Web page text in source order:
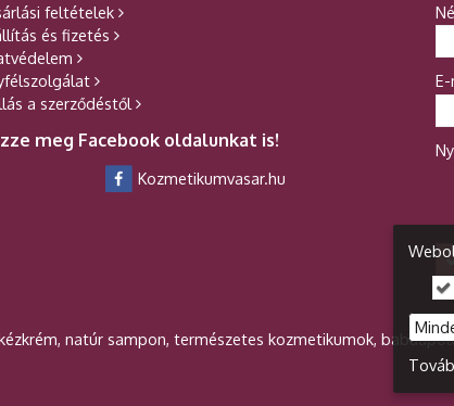
feltételek
és fizetés
a szerződéstől
meg Facebook oldalunkat is!
Kozmetikumvasar.hu
-
-
-
-
-
natúr sampon, természetes kozmetikumok,